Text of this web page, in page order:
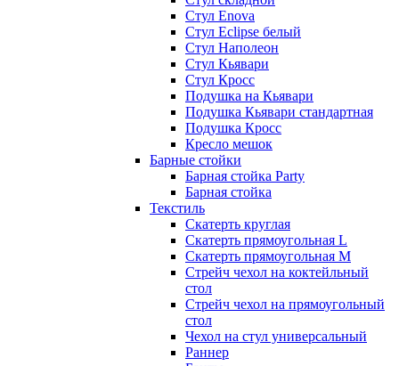
Стул Enova
Стул Eclipse белый
Стул Наполеон
Стул Кьявари
Стул Кросс
Подушка на Кьявари
Подушка Кьявари стандартная
Подушка Кросс
Кресло мешок
Барные стойки
Барная стойка Party
Барная стойка
Текстиль
Скатерть круглая
Скатерть прямоугольная L
Скатерть прямоугольная M
Стрейч чехол на коктейльный
стол
Стрейч чехол на прямоугольный
стол
Чехол на стул универсальный
Раннер